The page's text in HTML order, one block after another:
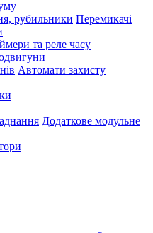
Перемикачі
та реле часу
Автомати захисту
Додаткове модульне